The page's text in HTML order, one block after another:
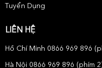
Tuyển Dụng
LIÊN HỆ
Hồ Chí Minh 0866 969 896
Hà Nội 0866 969 896 (phím